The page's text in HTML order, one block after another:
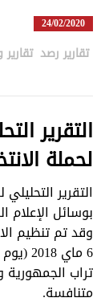
24/02/2020
تقارير رصد ,
التقرير
لحملة
التقرير
بوسائل الإعلام
متنافسة.